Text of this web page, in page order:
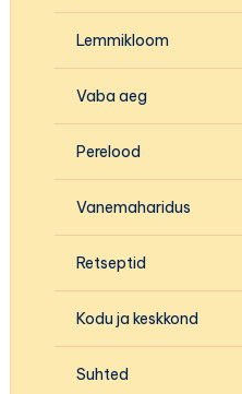
Lemmikloom
Vaba aeg
Perelood
Vanemaharidus
Retseptid
Kodu ja keskkond
Suhted